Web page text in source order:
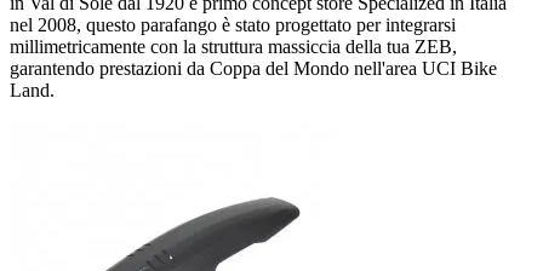
nel 2008, questo parafango è stato progettato per integrarsi
millimetricamente con la struttura massiccia della tua ZEB,
garantendo prestazioni da Coppa del Mondo nell'area UCI Bike
Land.